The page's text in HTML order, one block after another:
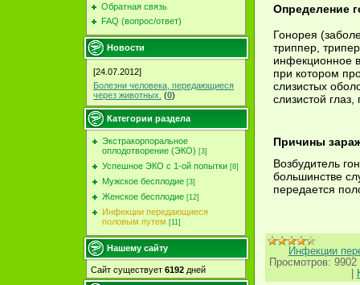
Обратная связь
FAQ (вопрос/ответ)
Новости
[24.07.2012]
Болезни человека, передающиеся
через животных. (0)
Категории раздела
Экстракорпоральное
оплодотворение (ЭКО) [3]
Успешное ЭКО с 1-ой попытки [8]
Мужское бесплодие [3]
Женское бесплодие [12]
Инфекции передающиеся
половым путем [11]
Нашему сайту
Сайт существует 6192 дней
Определение
Гонорея
триппер,
инфекционное
при котором
слизистых
слизистой
Причины
Возбудитель
большинстве
передается
Инфекции
Просмотров: 9902